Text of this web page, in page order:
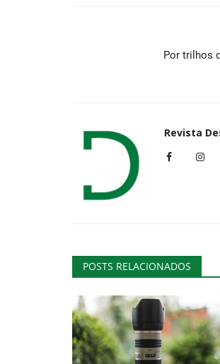
Por trilhos
Revista
POSTS RELACIONADOS
Beltrão Coelho